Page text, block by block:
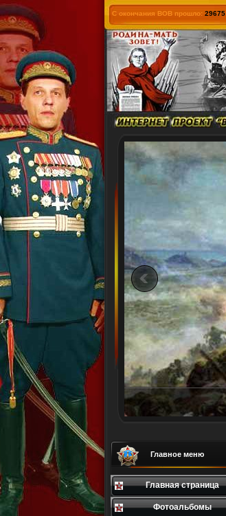
С окончания ВОВ прошло: 29675
Главное меню
Главная страница
Фотоальбомы